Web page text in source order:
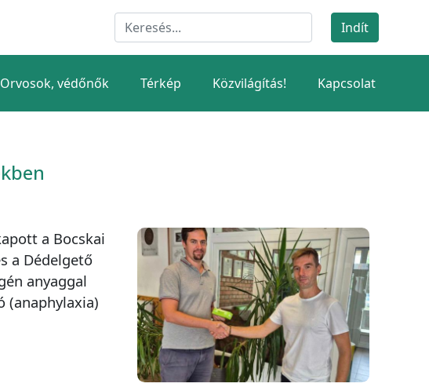
Orvosok, védőnők Térkép Közvilágítás! Kapcsolat
a Bocskai
a Dédelgető
anyaggal
(anaphylaxia)